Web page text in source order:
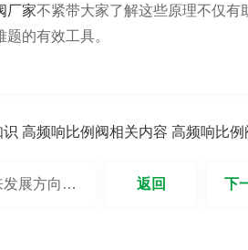
厂家不紧带大家了解这些原理不仅有
的有效工具。
识 高频响比例阀相关内容 高频响比
展方向是 下
返回